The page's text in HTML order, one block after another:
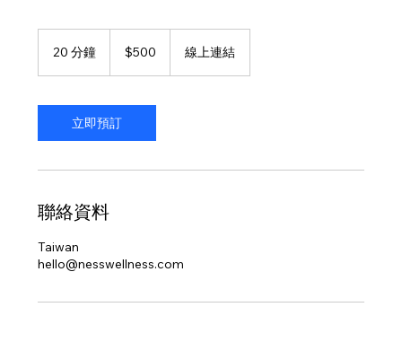
20 分鐘
鐘
$500 線上連結
立即預訂
聯絡資料
Taiwan
hello@nesswellness.com